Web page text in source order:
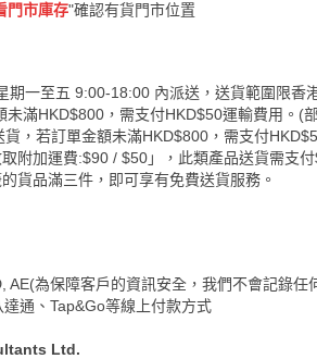
門市庫存"確認有貨門市位置
期一至五 9:00-18:00 內派送，送貨範圍限香
滿HKD$800，需支付HKD$50運輸費用。(
，若訂單金額未滿HKD$800，需支付
附加運費:$90 / $50」，此類產品送貨需支
貨品滿三件，即可享有免費送貨服務。
AE(為保障客戶的資訊安全，我們不會記錄任
通、Tap&Go等線上付款方式
Ltd.